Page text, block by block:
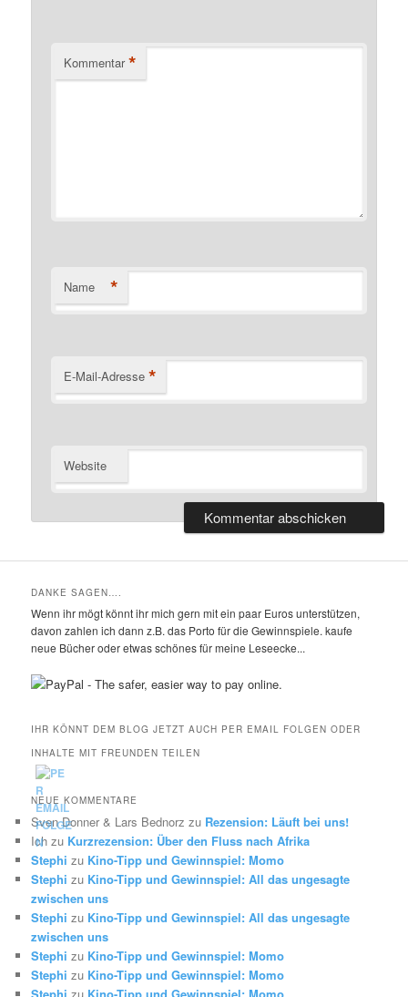
Kommentar *
Name *
E-Mail-Adresse *
Website
DANKE SAGEN….
Wenn ihr mögt könnt ihr mich gern mit ein paar Euros unterstützen,
davon zahlen ich dann z.B. das Porto für die Gewinnspiele. kaufe
neue Bücher oder etwas schönes für meine Leseecke...
IHR KÖNNT DEM BLOG JETZT AUCH PER EMAIL FOLGEN ODER
INHALTE MIT FREUNDEN TEILEN
NEUE KOMMENTARE
Sven Donner & Lars Bednorz zu Rezension: Läuft bei uns!
Ich zu Kurzrezension: Über den Fluss nach Afrika
Stephi zu Kino-Tipp und Gewinnspiel: Momo
Stephi zu Kino-Tipp und Gewinnspiel: All das ungesagte
zwischen uns
Stephi zu Kino-Tipp und Gewinnspiel: All das ungesagte
zwischen uns
Stephi zu Kino-Tipp und Gewinnspiel: Momo
Stephi zu Kino-Tipp und Gewinnspiel: Momo